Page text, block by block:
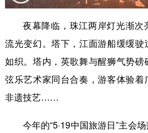
多语种频道
English Español
Русский язык 日本語
夜幕降临，珠江两岸灯光渐次
流光变幻。塔下，江面游船缓缓
如织。塔内，英歌舞与醒狮气势
弦乐艺术家同台合奏，游客体验
非遗技艺……
今年的“5·19中国旅游日”主会